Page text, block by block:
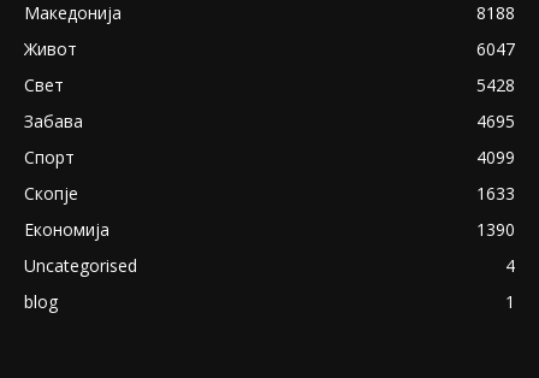
Македонија
8188
Живот
6047
Свет
5428
Забава
4695
Спорт
4099
Скопје
1633
Економија
1390
Uncategorised
4
blog
1